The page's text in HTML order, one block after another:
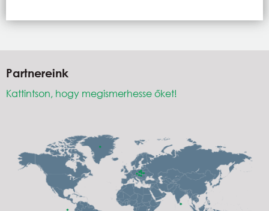
Partnereink
Kattintson, hogy megismerhesse őket!